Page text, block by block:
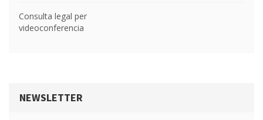
Consulta legal per
videoconferencia
NEWSLETTER